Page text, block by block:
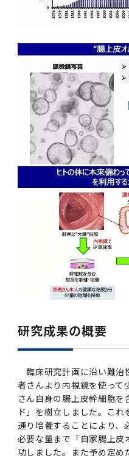
研究成果の概要
臨床研究計画に沿い難治
者さんより内視鏡を使って
さん自身の腸上皮幹細胞
ド」を樹立しました。こ
通り培養することにより、
必要な量まで「自家腸上
功しました。また予め定